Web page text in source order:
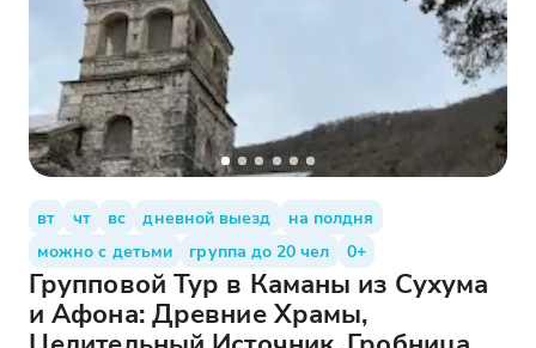
вт чт вс дневной выезд
на полдня
можно с детьми
группа до 20 чел 0+
Групповой Тур в Каманы из Сухума
и Афона: Древние Храмы,